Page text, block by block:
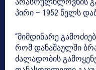
პირი – 1952 წელს
“მიმდინარე
რომ დანაშაულში
ძალადობის